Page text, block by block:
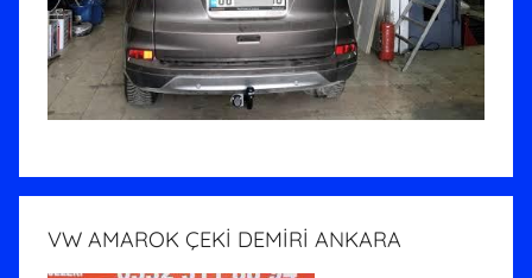
VW AMAROK ÇEKİ DEMİRİ ANKARA